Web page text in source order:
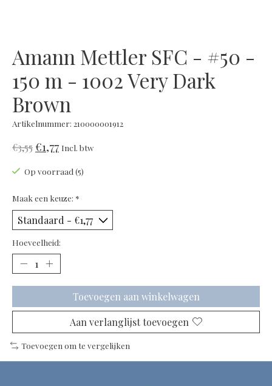
Amann Mettler SFC - #50 -
150 m - 1002 Very Dark
Brown
Artikelnummer: 210000001912
€3,55€1,77 Incl. btw
Op voorraad (5)
Maak een keuze: *
Hoeveelheid:
Toevoegen aan winkelwagen
Aan verlanglijst toevoegen
Toevoegen om te vergelijken